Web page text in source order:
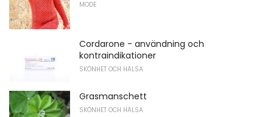
MODE
Cordarone - användning och
kontraindikationer
SKÖNHET OCH HÄLSA
Grasmanschett
SKÖNHET OCH HÄLSA